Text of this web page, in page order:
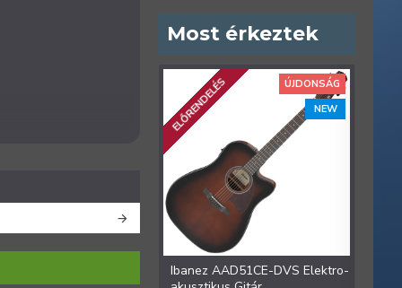
Most érkeztek
ÚJDONSÁG
NEW
ELŐRENDELÉS
Ibanez AAD51CE-DVS Elektro-